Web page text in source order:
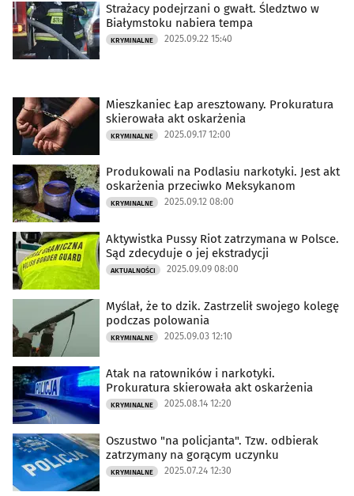
Strażacy podejrzani o gwałt. Śledztwo w
Białymstoku nabiera tempa
KRYMINALNE 2025.09.22 15:40
Mieszkaniec Łap aresztowany. Prokuratura
skierowała akt oskarżenia
KRYMINALNE 2025.09.17 12:00
Produkowali na Podlasiu narkotyki. Jest akt
oskarżenia przeciwko Meksykanom
KRYMINALNE 2025.09.12 08:00
Aktywistka Pussy Riot zatrzymana w Polsce.
Sąd zdecyduje o jej ekstradycji
AKTUALNOŚCI 2025.09.09 08:00
Myślał, że to dzik. Zastrzelił swojego kolegę
podczas polowania
KRYMINALNE 2025.09.03 12:10
Atak na ratowników i narkotyki.
Prokuratura skierowała akt oskarżenia
KRYMINALNE 2025.08.14 12:20
Oszustwo "na policjanta". Tzw. odbierak
zatrzymany na gorącym uczynku
KRYMINALNE 2025.07.24 12:30